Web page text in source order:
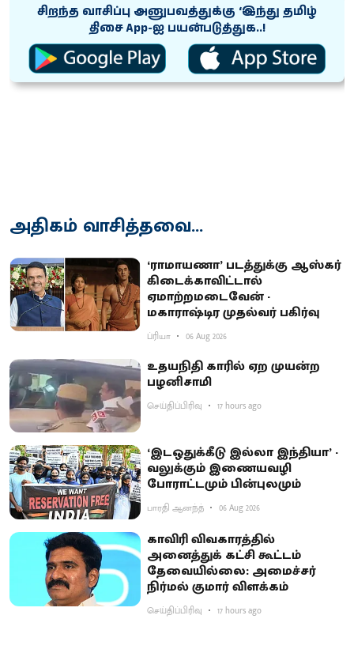
சிறந்த வாசிப்பு அனுபவத்துக்கு ‘இந்து தமிழ்
திசை App-ஐ பயன்படுத்துக..!
அதிகம் வாசித்தவை...
‘ராமாயணா’ படத்துக்கு ஆஸ்கர்
கிடைக்காவிட்டால்
ஏமாற்றமடைவேன் -
மகாராஷ்டிர முதல்வர் பகிர்வு
ப்ரியா 06 Aug 2026
உதயநிதி காரில் ஏற முயன்ற
பழனிசாமி
செய்திப்பிரிவு 17 hours ago
‘இடஒதுக்கீடு இல்லா இந்தியா’ -
வலுக்கும் இணையவழி
போராட்டமும் பின்புலமும்
பாரதி ஆனந்த் 06 Aug 2026
காவிரி விவகாரத்தில்
அனைத்துக் கட்சி கூட்டம்
தேவையில்லை: அமைச்சர்
நிர்மல் குமார் விளக்கம்
செய்திப்பிரிவு 17 hours ago